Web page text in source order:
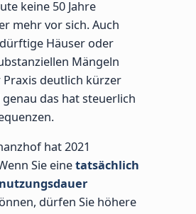
keine 50 Jahre
mehr vor sich. Auch
Häuser oder
Mängeln
deutlich kürzer
das hat steuerlich
hat 2021
Sie einetatsächlich
dürfen Sie höhere